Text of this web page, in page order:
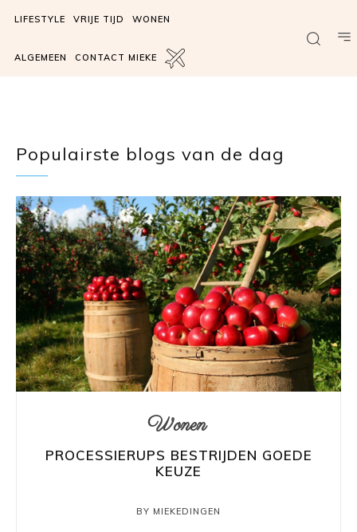
LIFESTYLE VRIJE TIJD WONEN
ALGEMEEN CONTACT MIEKE
Populairste blogs van de dag
Wonen
PROCESSIERUPS BESTRIJDEN GOEDE
KEUZE
BY MIEKEDINGEN